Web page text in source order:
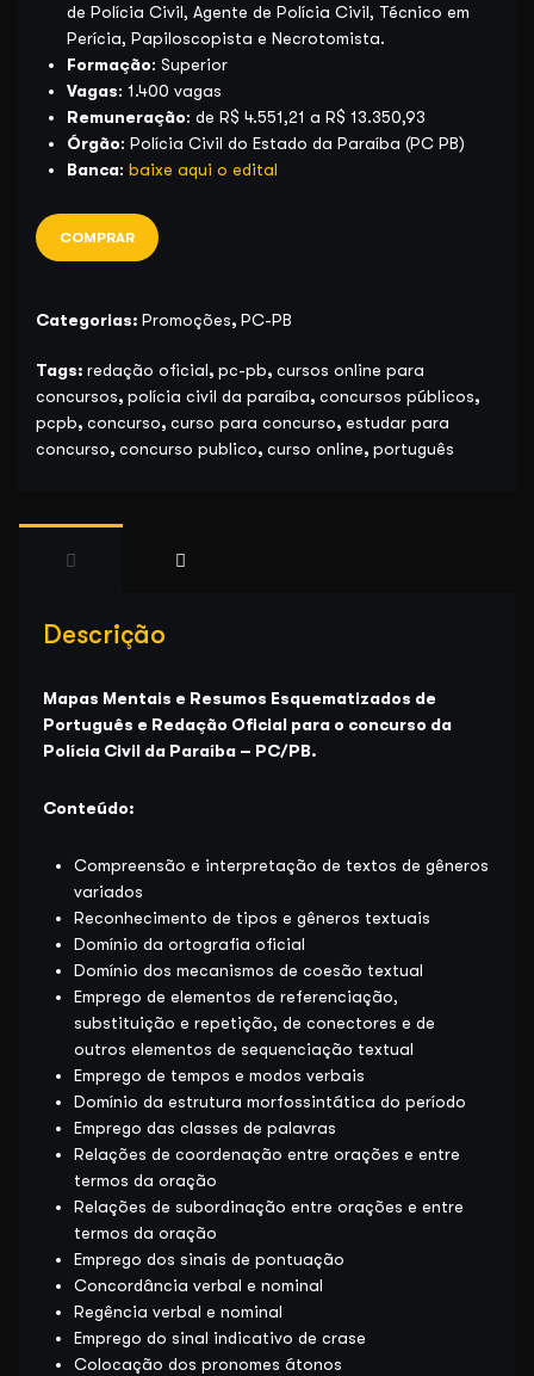
de Polícia Civil, Agente de Polícia Civil, Técnico em
Perícia, Papiloscopista e Necrotomista.
Formação: Superior
Vagas: 1.400 vagas
Remuneração: de R$ 4.551,21 a R$ 13.350,93
Órgão: Polícia Civil do Estado da Paraíba (PC PB)
Banca: baixe aqui o edital
COMPRAR
Categorias: Promoções, PC-PB
Tags: redação oficial, pc-pb, cursos online para
concursos, polícia civil da paraíba, concursos públicos,
pcpb, concurso, curso para concurso, estudar para
concurso, concurso publico, curso online, português
Descrição
Mapas Mentais e Resumos Esquematizados de
Português e Redação Oficial para o concurso da
Polícia Civil da Paraíba – PC/PB.
Conteúdo:
Compreensão e interpretação de textos de gêneros
variados
Reconhecimento de tipos e gêneros textuais
Domínio da ortografia oficial
Domínio dos mecanismos de coesão textual
Emprego de elementos de referenciação,
substituição e repetição, de conectores e de
outros elementos de sequenciação textual
Emprego de tempos e modos verbais
Domínio da estrutura morfossintática do período
Emprego das classes de palavras
Relações de coordenação entre orações e entre
termos da oração
Relações de subordinação entre orações e entre
termos da oração
Emprego dos sinais de pontuação
Concordância verbal e nominal
Regência verbal e nominal
Emprego do sinal indicativo de crase
Colocação dos pronomes átonos